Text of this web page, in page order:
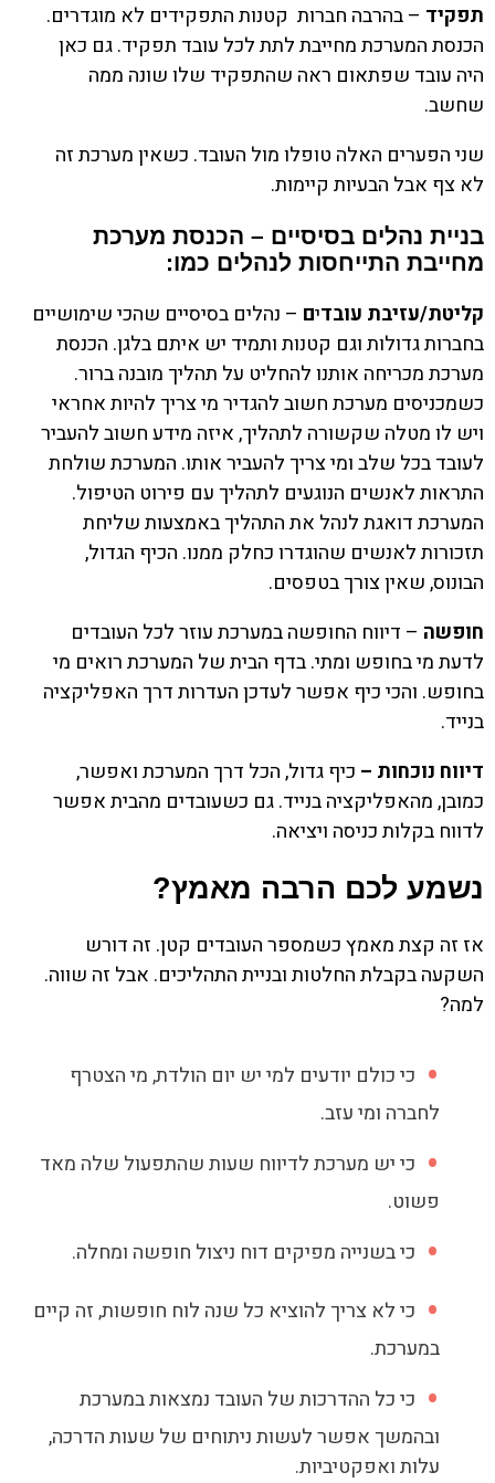
תפקיד – בהרבה חברות קטנות התפקידים לא מוגדרים.
הכנסת המערכת מחייבת לתת לכל עובד תפקיד. גם כאן
היה עובד שפתאום ראה שהתפקיד שלו שונה ממה
שחשב.
שני הפערים האלה טופלו מול העובד. כשאין מערכת זה
לא צף אבל הבעיות קיימות.
בניית נהלים בסיסיים – הכנסת מערכת
מחייבת התייחסות לנהלים כמו:
קליטת/עזיבת עובדים – נהלים בסיסיים שהכי שימושיים
בחברות גדולות וגם קטנות ותמיד יש איתם בלגן. הכנסת
מערכת מכריחה אותנו להחליט על תהליך מובנה ברור.
כשמכניסים מערכת חשוב להגדיר מי צריך להיות אחראי
ויש לו מטלה שקשורה לתהליך, איזה מידע חשוב להעביר
לעובד בכל שלב ומי צריך להעביר אותו. המערכת שולחת
התראות לאנשים הנוגעים לתהליך עם פירוט הטיפול.
המערכת דואגת לנהל את התהליך באמצעות שליחת
תזכורות לאנשים שהוגדרו כחלק ממנו. הכיף הגדול,
הבונוס, שאין צורך בטפסים.
חופשה – דיווח החופשה במערכת עוזר לכל העובדים
לדעת מי בחופש ומתי. בדף הבית של המערכת רואים מי
בחופש. והכי כיף אפשר לעדכן העדרות דרך האפליקציה
בנייד.
דיווח נוכחות – כיף גדול, הכל דרך המערכת ואפשר,
כמובן, מהאפליקציה בנייד. גם כשעובדים מהבית אפשר
לדווח בקלות כניסה ויציאה.
נשמע לכם הרבה מאמץ?
אז זה קצת מאמץ כשמספר העובדים קטן. זה דורש
השקעה בקבלת החלטות ובניית התהליכים. אבל זה שווה.
למה?
כי כולם יודעים למי יש יום הולדת, מי הצטרף
לחברה ומי עזב.
כי יש מערכת לדיווח שעות שהתפעול שלה מאד
פשוט.
כי בשנייה מפיקים דוח ניצול חופשה ומחלה.
כי לא צריך להוציא כל שנה לוח חופשות, זה קיים
במערכת.
כי כל ההדרכות של העובד נמצאות במערכת
ובהמשך אפשר לעשות ניתוחים של שעות הדרכה,
עלות ואפקטיביות.